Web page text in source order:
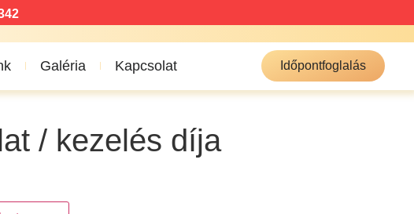
Galéria Kapcsolat Időpontfoglalás
/ kezelés díja